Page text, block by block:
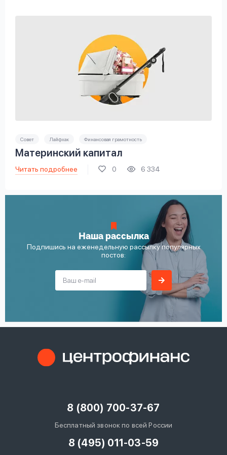
Совет Лайфхак Финансовая грамотность
Материнский капитал
Читать подробнее 0 6 334
Наша рассылка
Подпишись на еженедельную рассылку популярных
постов:
8 (800) 700-37-67
Бесплатный звонок по всей России
8 (495) 011-03-59